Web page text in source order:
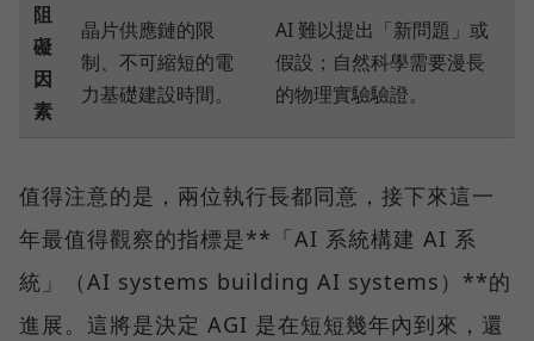
阻
礙
因
素
晶片供應鏈的限
制、不可縮短的電
力基礎建設時間。
AI 難以提出「新問題」或
假設；自然科學需要漫長
的物理實驗驗證。
值得注意的是，兩位執行長都同意，接下來這一
年最值得觀察的指標是**「AI 系統構建 AI 系
統」（AI systems building AI systems）**的
進展。這將是決定 AGI 是在短短幾年內到來，還